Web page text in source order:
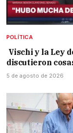
POLÍTICA
Vischi y la Ley
discutieron
5 de agosto de 2026